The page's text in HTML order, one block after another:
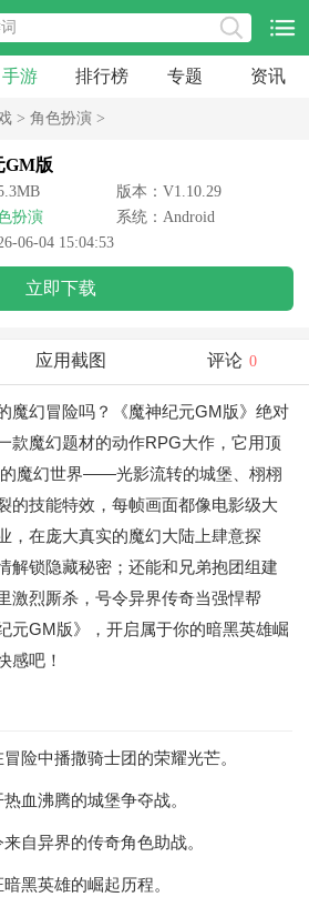
手游 排行榜 专题 资讯
> 角色扮演 >
GM版
版本：V1.10.29
扮演
系统：Android
06-04 15:04:53
立即下载
应用截图 评论 0
魔幻冒险吗？《魔神纪元GM版》绝对
款魔幻题材的动作RPG大作，它用顶
魔幻世界——光影流转的城堡、栩栩
的技能特效，每帧画面都像电影级大
，在庞大真实的魔幻大陆上肆意探
解锁隐藏秘密；还能和兄弟抱团组建
激烈厮杀，号令异界传奇当强悍帮
元GM版》，开启属于你的暗黑英雄崛
感吧！
险中播撒骑士团的荣耀光芒。
血沸腾的城堡争夺战。
自异界的传奇角色助战。
黑英雄的崛起历程。